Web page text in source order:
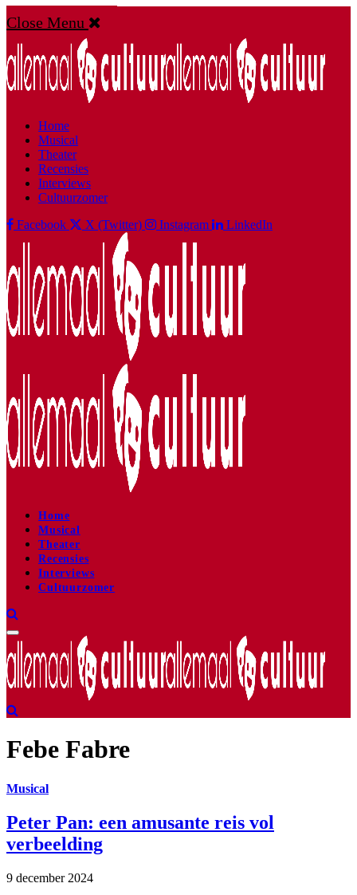
Close Menu
Home
Musical
Theater
Recensies
Interviews
Cultuurzomer
Facebook
X (Twitter) Instagram LinkedIn
Home
Musical
Theater
Recensies
Interviews
Cultuurzomer
Febe Fabre
Musical
Peter Pan: een amusante reis vol
verbeelding
9 december 2024